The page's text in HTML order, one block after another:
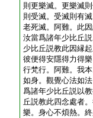
則更樂滅。更樂滅
則受滅。受滅則有
老死滅。阿難。此
汝當爲諸年少比丘
少比丘説教此因縁
彼便得安隱得力得
行梵行。阿難。我
如身。觀覺心法如
爲諸年少比丘説以
丘説教此四念處者
樂。身心不煩熱。